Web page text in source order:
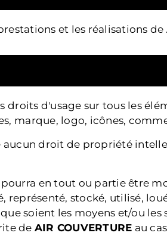
et les réalisations de
droits d'usage sur tous les
marque, logo, icônes,
aucun droit de propriété
en tout ou partie être
stocké, utilisé,
soient les moyens et/ou
de AIR COUVERTURE au